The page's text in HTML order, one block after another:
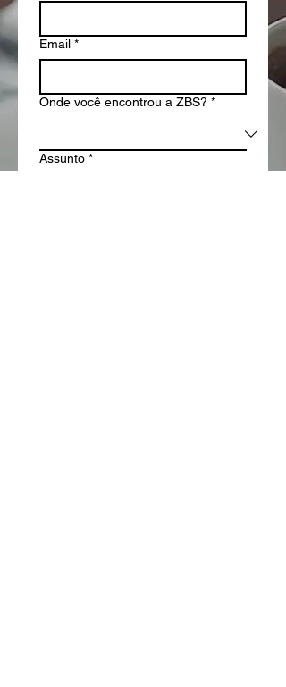
Email *
Onde você encontrou a ZBS? *
Assunto *